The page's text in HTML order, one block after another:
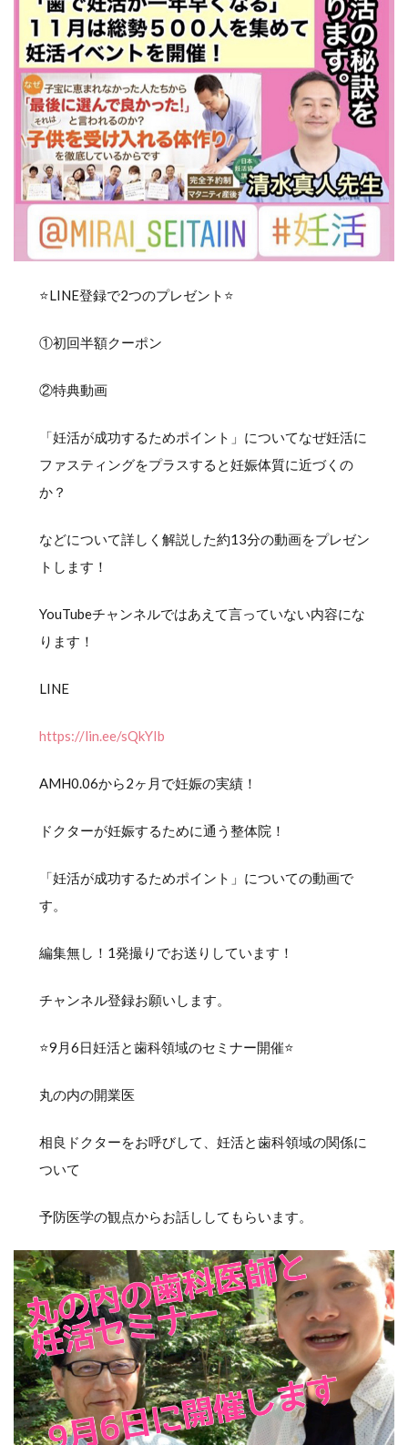
⭐️LINE登録で2つのプレゼント⭐️
①初回半額クーポン
②特典動画
「妊活が成功するためポイント」についてなぜ妊活に
ファスティングをプラスすると妊娠体質に近づくの
か？
などについて詳しく解説した約13分の動画をプレゼン
トします！
YouTubeチャンネルではあえて言っていない内容にな
ります！
LINE
https://lin.ee/sQkYIb
AMH0.06から2ヶ月で妊娠の実績！
ドクターが妊娠するために通う整体院！
「妊活が成功するためポイント」についての動画で
す。
編集無し！1発撮りでお送りしています！
チャンネル登録お願いします。
⭐️9月6日妊活と歯科領域のセミナー開催⭐️
丸の内の開業医
相良ドクターをお呼びして、妊活と歯科領域の関係に
ついて
予防医学の観点からお話ししてもらいます。